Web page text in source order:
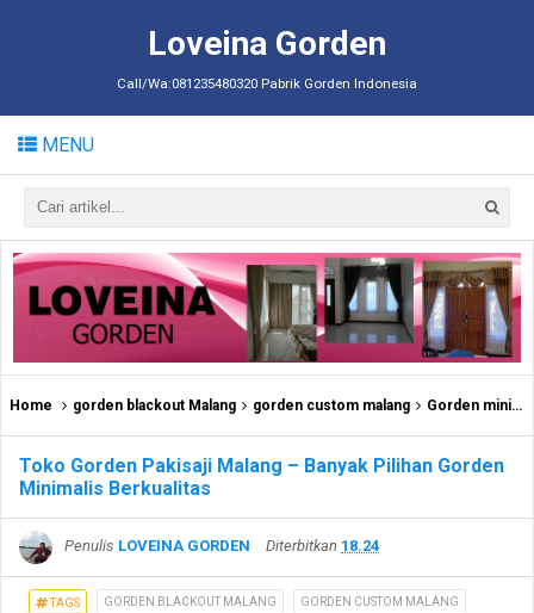
Loveina Gorden
Call/Wa:081235480320 Pabrik Gorden Indonesia
MENU
Home gorden blackout Malang gorden custom malang Gorden minimalis Malang
Toko Gorden Pakisaji Malang – Banyak Pilihan Gorden
Minimalis Berkualitas
Penulis LOVEINA GORDEN Diterbitkan 18.24
TAGS GORDEN BLACKOUT MALANG
GORDEN CUSTOM MALANG